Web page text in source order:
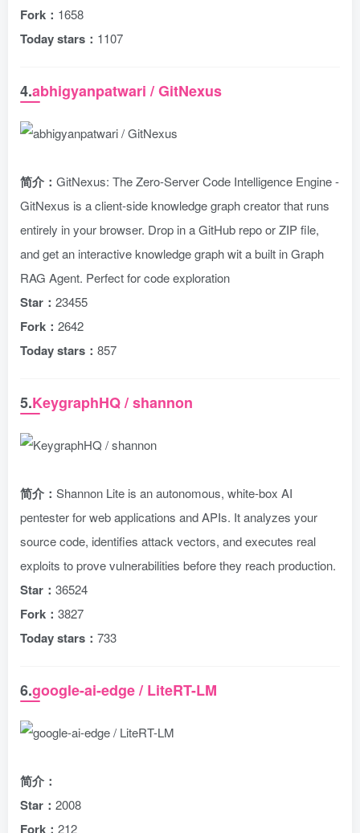
Fork： 1658
Today stars： 1107
4.abhigyanpatwari / GitNexus
简介： GitNexus: The Zero-Server Code Intelligence Engine -
GitNexus is a client-side knowledge graph creator that runs
entirely in your browser. Drop in a GitHub repo or ZIP file,
and get an interactive knowledge graph wit a built in Graph
RAG Agent. Perfect for code exploration
Star： 23455
Fork： 2642
Today stars： 857
5.KeygraphHQ / shannon
简介： Shannon Lite is an autonomous, white-box AI
pentester for web applications and APIs. It analyzes your
source code, identifies attack vectors, and executes real
exploits to prove vulnerabilities before they reach production.
Star： 36524
Fork： 3827
Today stars： 733
6.google-ai-edge / LiteRT-LM
简介：
Star： 2008
Fork： 212